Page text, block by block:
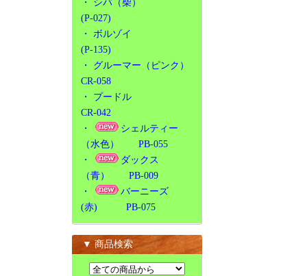
・ シバ（柴）
(P-027)
・ ボルゾイ
(P-135)
・ グルーマー（ピンク）
CR-058
・ プードル
CR-042
・
シェルティー
（水色） PB-055
・
ダックス
（青） PB-009
・
バーニーズ
(赤) PB-075
▼ 商品検索